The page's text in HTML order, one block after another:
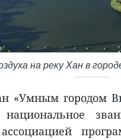
на реку Хан в
«Умным городом
национальное